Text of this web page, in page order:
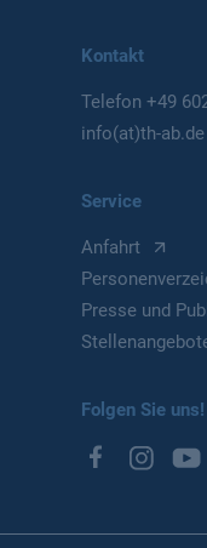
Kontakt
Telefon+49
info(at)th-ab.de
Service
Anfahrt
Presse und
Folgen Sie uns!